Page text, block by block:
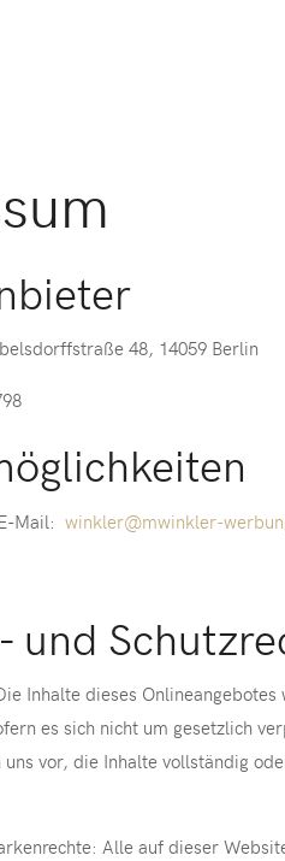
48, 14059 Berlin
Mail: winkler@mwinkler-
und
Inhalte dieses
es sich nicht um gesetzlich
vor, die Inhalte vollständig
Alle auf dieser